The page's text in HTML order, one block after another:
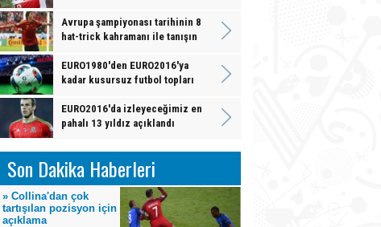
Avrupa şampiyonası tarihinin 8
hat-trick kahramanı ile tanışın
EURO1980'den EURO2016'ya
kadar kusursuz futbol topları
EURO2016'da izleyeceğimiz en
pahalı 13 yıldız açıklandı
Son Dakika Haberleri
» Collina'dan çok
tartışılan pozisyon için
açıklama